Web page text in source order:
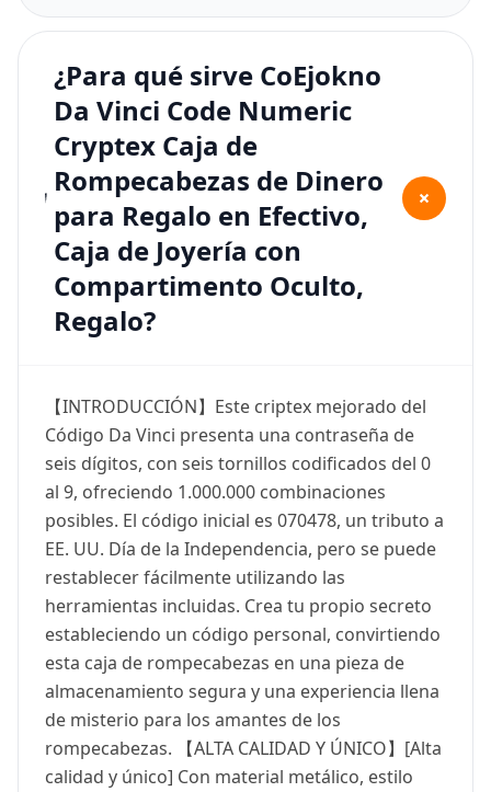
¿Para qué sirve CoEjokno
Da Vinci Code Numeric
Cryptex Caja de
Rompecabezas de Dinero
para Regalo en Efectivo,
Caja de Joyería con
Compartimento Oculto,
Regalo?
+
【INTRODUCCIÓN】Este criptex mejorado del
Código Da Vinci presenta una contraseña de
seis dígitos, con seis tornillos codificados del 0
al 9, ofreciendo 1.000.000 combinaciones
posibles. El código inicial es 070478, un tributo a
EE. UU. Día de la Independencia, pero se puede
restablecer fácilmente utilizando las
herramientas incluidas. Crea tu propio secreto
estableciendo un código personal, convirtiendo
esta caja de rompecabezas en una pieza de
almacenamiento segura y una experiencia llena
de misterio para los amantes de los
rompecabezas. 【ALTA CALIDAD Y ÚNICO】[Alta
calidad y único] Con material metálico, estilo